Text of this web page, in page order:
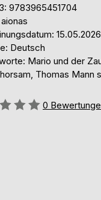
9783965451704
15.05.2026
Deutsch
Mario und der
Thomas Mann
0